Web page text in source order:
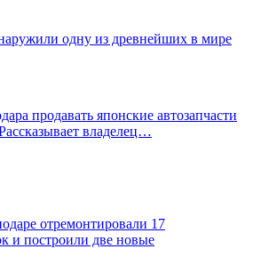
одну из древнейших в мире
продавать японские автозапчасти
владелец…
отремонтировали 17
и построили две новые